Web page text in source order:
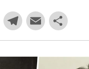
W
h
at
T
el
e
E
m
ai
o
m